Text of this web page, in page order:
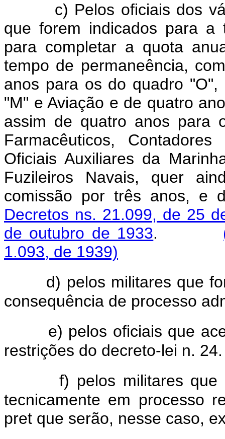
c) Pelos oficiais dos
que forem indicados para a
para completar a quota
tempo de permaneência,
anos para os do quadro
"M" e Aviação e de quatro
assim de quatro anos para
Farmacêuticos,
Oficiais Auxiliares da
Fuzileiros Navais, quer
comissão por três anos, e
Decretos ns. 21.099, de 25
de outubro de 1933.
1.093, de 1939)
d) pelos militares que
consequência de processo
e) pelos oficiais que
restrições do decreto-lei n.
f) pelos militares que
tecnicamente em processo
pret que serão, nesse caso,